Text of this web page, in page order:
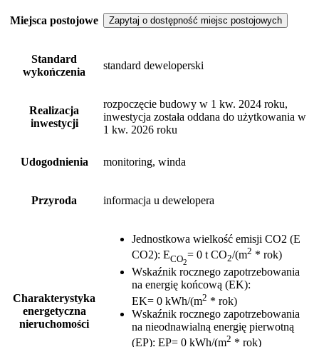
Miejsca postojowe Zapytaj o dostępność miejsc postojowych
Standard
wykończenia
standard deweloperski
Realizacja
inwestycji
rozpoczęcie budowy w 1 kw. 2024 roku,
inwestycja została oddana do użytkowania w
1 kw. 2026 roku
Udogodnienia monitoring, winda
Przyroda informacja u dewelopera
Charakterystyka
energetyczna
nieruchomości
Jednostkowa wielkość emisji CO2 (E
CO2): ECO2
= 0 t CO2/(m2 * rok)
Wskaźnik rocznego zapotrzebowania
na energię końcową (EK):
EK= 0 kWh/(m2 * rok)
Wskaźnik rocznego zapotrzebowania
na nieodnawialną energię pierwotną
(EP): EP= 0 kWh/(m2 * rok)